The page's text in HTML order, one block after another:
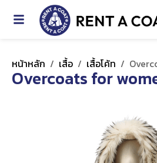
หน้าหลัก / เสื้อ / เสื้อโค้ท /
Overcoats for